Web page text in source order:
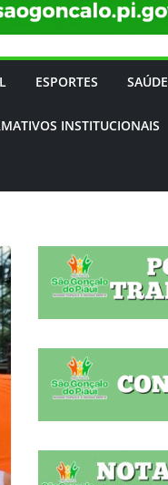
ESPORTES SAÚDE
INSTITUCIONAIS